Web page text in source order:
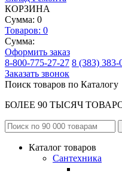
КОРЗИНА
Сумма: 0
Товаров: 0
Сумма:
Оформить заказ
8-800-775-27-27 8 (383) 383-
Заказать звонок
Поиск товаров по Каталогу
БОЛЕЕ 90 ТЫСЯЧ
Каталог товаров
Сантехника